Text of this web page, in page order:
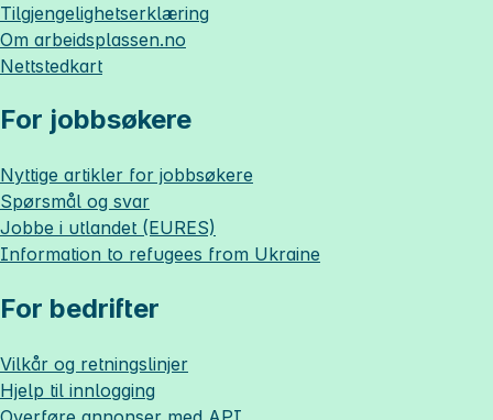
Tilgjengelighetserklæring
Om arbeidsplassen.no
Nettstedkart
For jobbsøkere
Nyttige artikler for jobbsøkere
Spørsmål og svar
Jobbe i utlandet (EURES)
Information to refugees from Ukraine
For bedrifter
Vilkår og retningslinjer
Hjelp til innlogging